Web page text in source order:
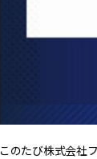
このたび株式会社